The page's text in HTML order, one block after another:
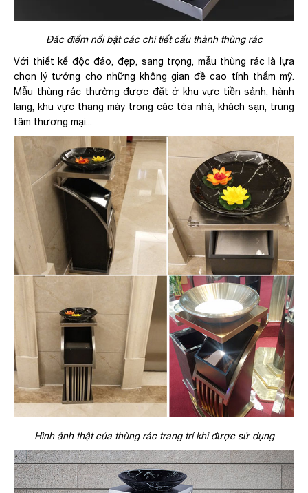
Đăc điểm nổi bật các chi tiết cấu thành thùng rác
Với thiết kế độc đáo, đẹp, sang trọng, mẫu thùng rác là lựa
chọn lý tưởng cho những không gian đề cao tính thẩm mỹ.
Mẫu thùng rác thường được đặt ở khu vực tiền sảnh, hành
lang, khu vực thang máy trong các tòa nhà, khách sạn, trung
tâm thương mại...
Hình ảnh thật của thùng rác trang trí khi được sử dụng